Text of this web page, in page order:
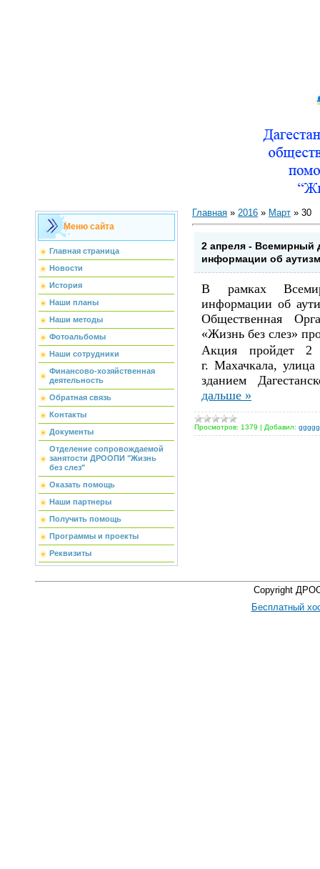
Меню сайта
Главная страница
Новости
История
Наши планы
Наши методы
Фотоальбомы
Наши сотрудники
Финансово-хозяйственная
деятельность
Обратная связь
Контакты
Документы
Отделение сопровождаемой
занятости ДРООПИ "Жизнь
без слез"
Оказать помощь
Наши партнеры
Получить помощь
Программы и проекты
Реквизиты
Главная » 2016 » Март » 30
2 апреля - Всемирный
информации об
В рамках
информации об
Общественная
«Жизнь без слез»
Акция пройдет
г. Махачкала,
зданием
дальше »
Просмотров: 1379 | Добавил:
Copyright
Бесплатный